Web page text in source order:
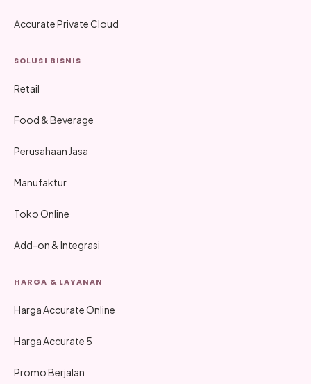
Accurate Private Cloud
SOLUSI BISNIS
Retail
Food & Beverage
Perusahaan Jasa
Manufaktur
Toko Online
Add-on & Integrasi
HARGA & LAYANAN
Harga Accurate Online
Harga Accurate 5
Promo Berjalan